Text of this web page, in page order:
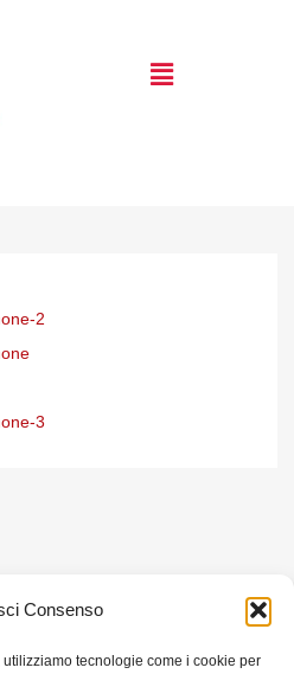
Consenso
tecnologie come i cookie per
Menu
2
3